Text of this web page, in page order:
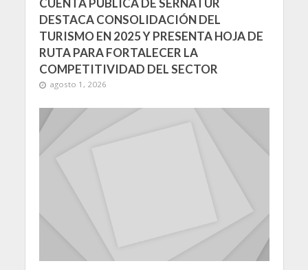
CUENTA PÚBLICA DE SERNATUR
DESTACA CONSOLIDACIÓN DEL
TURISMO EN 2025 Y PRESENTA HOJA DE
RUTA PARA FORTALECER LA
COMPETITIVIDAD DEL SECTOR
agosto 1, 2026